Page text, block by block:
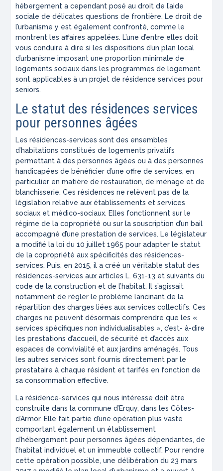
hébergement a cependant posé au droit de l’aide
sociale de délicates questions de frontière. Le droit de
l’urbanisme y est également confronté, comme le
montrent les affaires appelées. L’une d’entre elles doit
vous conduire à dire si les dispositions d’un plan local
d’urbanisme imposant une proportion minimale de
logements sociaux dans les programmes de logement
sont applicables à un projet de résidence services pour
seniors.
Le statut des résidences services
pour personnes âgées
Les résidences-services sont des ensembles
d’habitations constitués de logements privatifs
permettant à des personnes âgées ou à des personnes
handicapées de bénéficier d’une offre de services, en
particulier en matière de restauration, de ménage et de
blanchisserie. Ces résidences ne relèvent pas de la
législation relative aux établissements et services
sociaux et médico-sociaux. Elles fonctionnent sur le
régime de la copropriété ou sur la souscription d’un bail
accompagné d’une prestation de services. Le législateur
a modifié la loi du 10 juillet 1965 pour adapter le statut
de la copropriété aux spécificités des résidences-
services. Puis, en 2015, il a créé un véritable statut des
résidences-services aux articles L. 631-13 et suivants du
code de la construction et de l’habitat. Il s’agissait
notamment de régler le problème lancinant de la
répartition des charges liées aux services collectifs. Ces
charges ne peuvent désormais comprendre que les «
services spécifiques non individualisables », c’est- à-dire
les prestations d’accueil, de sécurité et d’accès aux
espaces de convivialité et aux jardins aménagés. Tous
les autres services sont fournis directement par le
prestataire à chaque résident et tarifés en fonction de
sa consommation effective.
La résidence-services qui nous intéresse doit être
construite dans la commune d’Erquy, dans les Côtes-
d’Armor. Elle fait partie d’une opération plus vaste
comportant également un établissement
d’hébergement pour personnes âgées dépendantes, de
l’habitat individuel et un immeuble collectif. Pour rendre
cette opération possible, une délibération du 23 mars